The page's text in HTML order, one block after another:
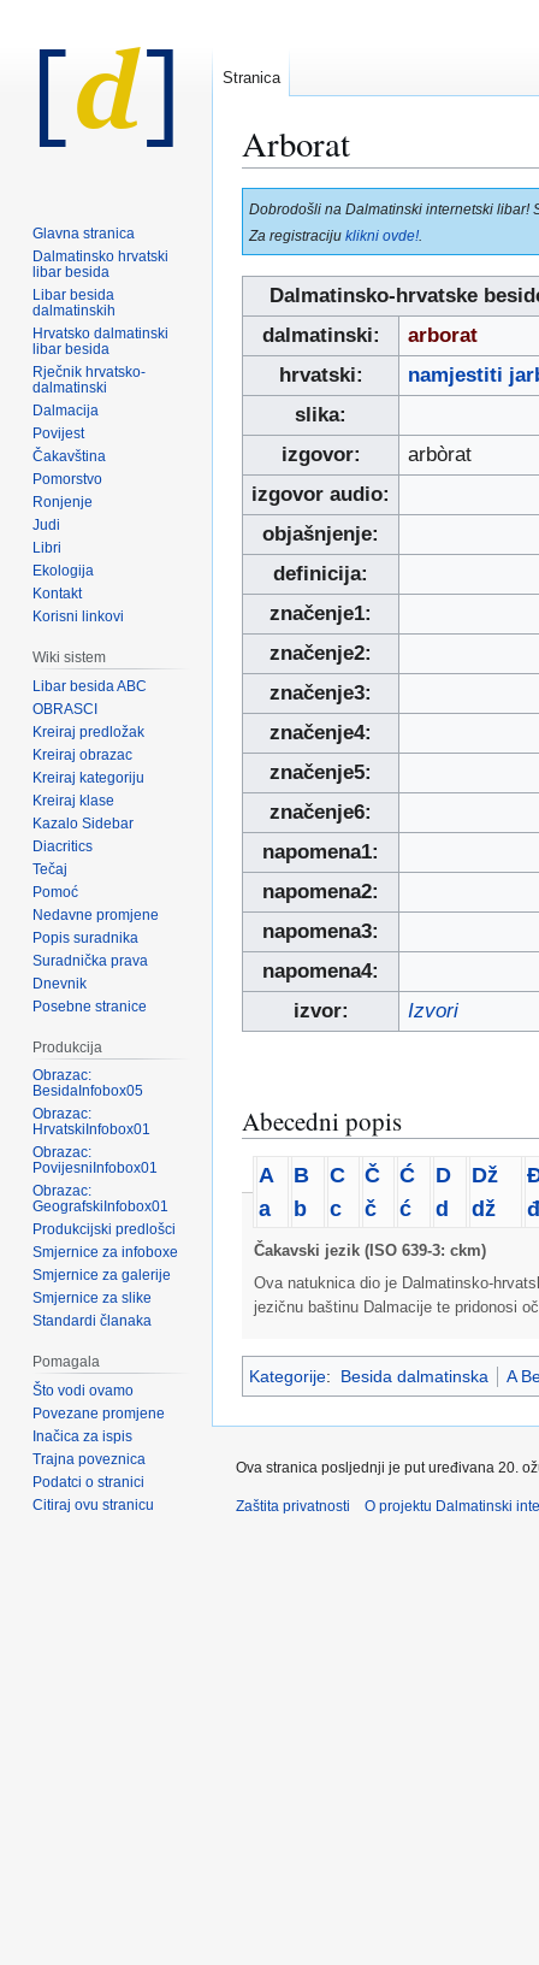
Arborat
Prijeđi
na
navigaciju
Prijeđi
na
pretraživanje
Dobrodošli na Dalmatinski internetski libar!
Za registraciju klikni ovde!
Dalmatinsko-hrvatske
dalmatinski:
arborat
hrvatski:
namjestiti
slika:
izgovor:
arbòrat
izgovor audio:
objašnjenje:
definicija:
značenje1:
značenje2:
značenje3:
značenje4:
značenje5:
značenje6:
napomena1:
napomena2:
napomena3:
napomena4:
izvor:
Izvori
Abecedni popis
A
a
B
b
C
c
Č
č
Ć
ć
D
d
Dž
dž
đ
Čakavski jezik (ISO 639-3: ckm)
Ova natuknica dio je Dalmatinsko-
jezičnu baštinu Dalmacije te pridonosi
Kategorije: Besida dalmatinska A
Stranica
Glavna stranica
Dalmatinsko hrvatski
libar besida
Libar besida
dalmatinskih
Hrvatsko dalmatinski
libar besida
Rječnik hrvatsko-
dalmatinski
Dalmacija
Povijest
Čakavština
Pomorstvo
Ronjenje
Judi
Libri
Ekologija
Kontakt
Korisni linkovi
Wiki sistem
Libar besida ABC
OBRASCI
Kreiraj predložak
Kreiraj obrazac
Kreiraj kategoriju
Kreiraj klase
Kazalo Sidebar
Diacritics
Tečaj
Pomoć
Nedavne promjene
Popis suradnika
Suradnička prava
Dnevnik
Posebne stranice
Produkcija
Obrazac:
BesidaInfobox05
Obrazac:
HrvatskiInfobox01
Obrazac:
PovijesniInfobox01
Obrazac:
GeografskiInfobox01
Produkcijski predlošci
Smjernice za infoboxe
Smjernice za galerije
Smjernice za slike
Standardi članaka
Pomagala
Što vodi ovamo
Povezane promjene
Inačica za ispis
Trajna poveznica
Podatci o stranici
Citiraj ovu stranicu
Ova stranica posljednji je put uređivana 20.
Zaštita privatnosti O projektu Dalmatinski